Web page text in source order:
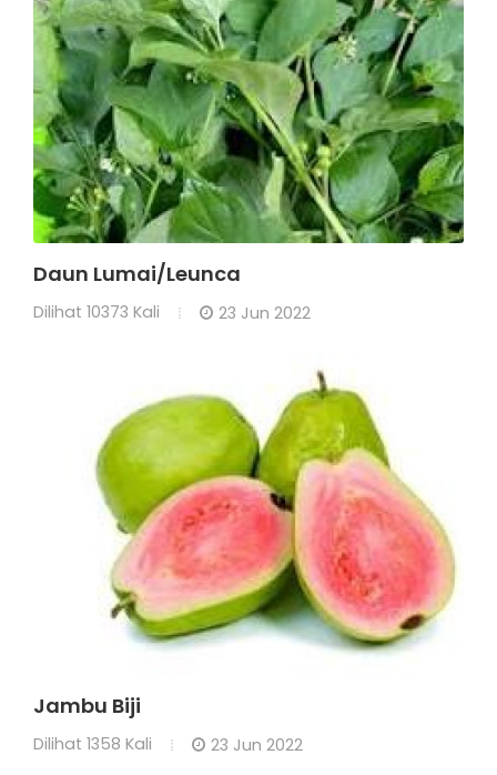
Daun Lumai/Leunca
Dilihat 10373 Kali 23 Jun 2022
Jambu Biji
Dilihat 1358 Kali 23 Jun 2022